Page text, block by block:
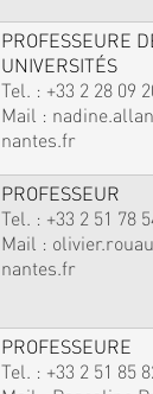
PROFESSEURE
UNIVERSITÉS
Tel. : +33 2 28 09
Mail :
nantes.fr
PROFESSEUR
Tel. : +33 2 51 78
Mail :
nantes.fr
PROFESSEURE
Tel. : +33 2 51 85